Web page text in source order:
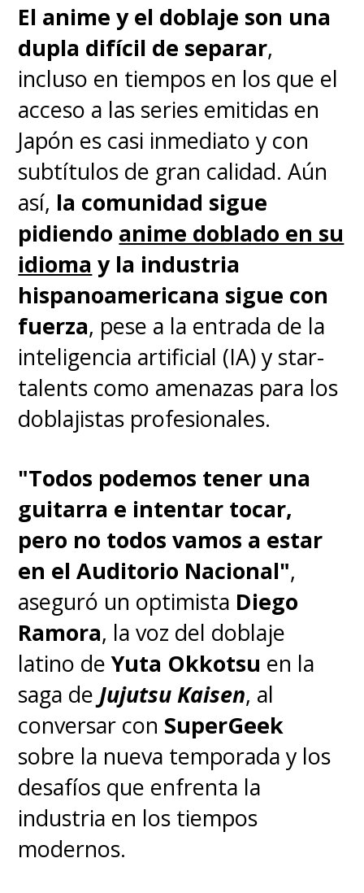
supuesto, de villanos. En ese
escenario, nuestro
protagonistaIzuku 'Deku'
Midoriya sueña con ser un
héroe, pero se enfrenta con una
dura realidad:él no tiene
poderes. Su vida cambia al
conocer al símbolo de la paz,All
Might, tras lo cual logra
ingresar a la Academia U.A., una
prestigiosa escuela donde los
jóvenes se entrenan para ser
héroes.
queNetflix será la casa de la
película live-action deMy
Hero Academia, la cuales
dirigida porShinsuke Sato,
cineasta japonés que debuta en
occidente y que posee gran
experiencia a la hora de adaptar
mangas a la imagen real, y
escrita porJoby Harold(Obi-
Wan Kenobi, Army of the Dead).
La serie se emite en el
streaming Crunchyroll en
El anime y el doblaje son una
dupla difícil de separar,
incluso en tiempos en los que el
acceso a las series emitidas en
Japón es casi inmediato y con
subtítulos de gran calidad. Aún
así, la comunidad sigue
pidiendo anime doblado en su
idioma y la industria
hispanoamericana sigue con
fuerza, pese a la entrada de la
inteligencia artificial (IA) y star-
talents como amenazas para los
doblajistas profesionales.
"Todos podemos tener una
guitarra e intentar tocar,
pero no todos vamos a estar
en el Auditorio Nacional",
aseguró un optimista Diego
Ramora, la voz del doblaje
latino deYuta Okkotsu en la
saga de Jujutsu Kaisen, al
conversar con SuperGeek
sobre la nueva temporada y los
desafíos que enfrenta la
industria en los tiempos
modernos.